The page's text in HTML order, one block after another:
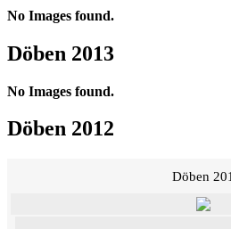
No Images found.
Döben 2013
No Images found.
Döben 2012
Döben